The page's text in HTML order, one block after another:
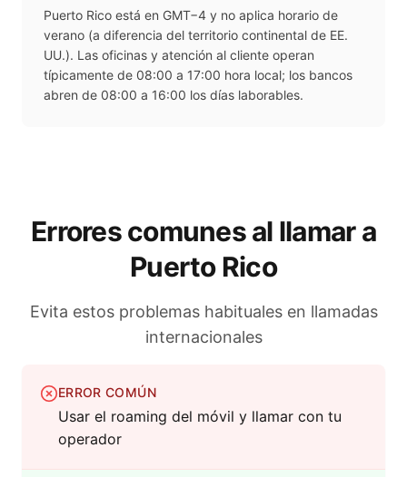
Puerto Rico está en GMT−4 y no aplica horario de
verano (a diferencia del territorio continental de EE.
UU.). Las oficinas y atención al cliente operan
típicamente de 08:00 a 17:00 hora local; los bancos
abren de 08:00 a 16:00 los días laborables.
Errores comunes al llamar a
Puerto Rico
Evita estos problemas habituales en llamadas
internacionales
ERROR COMÚN
Usar el roaming del móvil y llamar con tu
operador